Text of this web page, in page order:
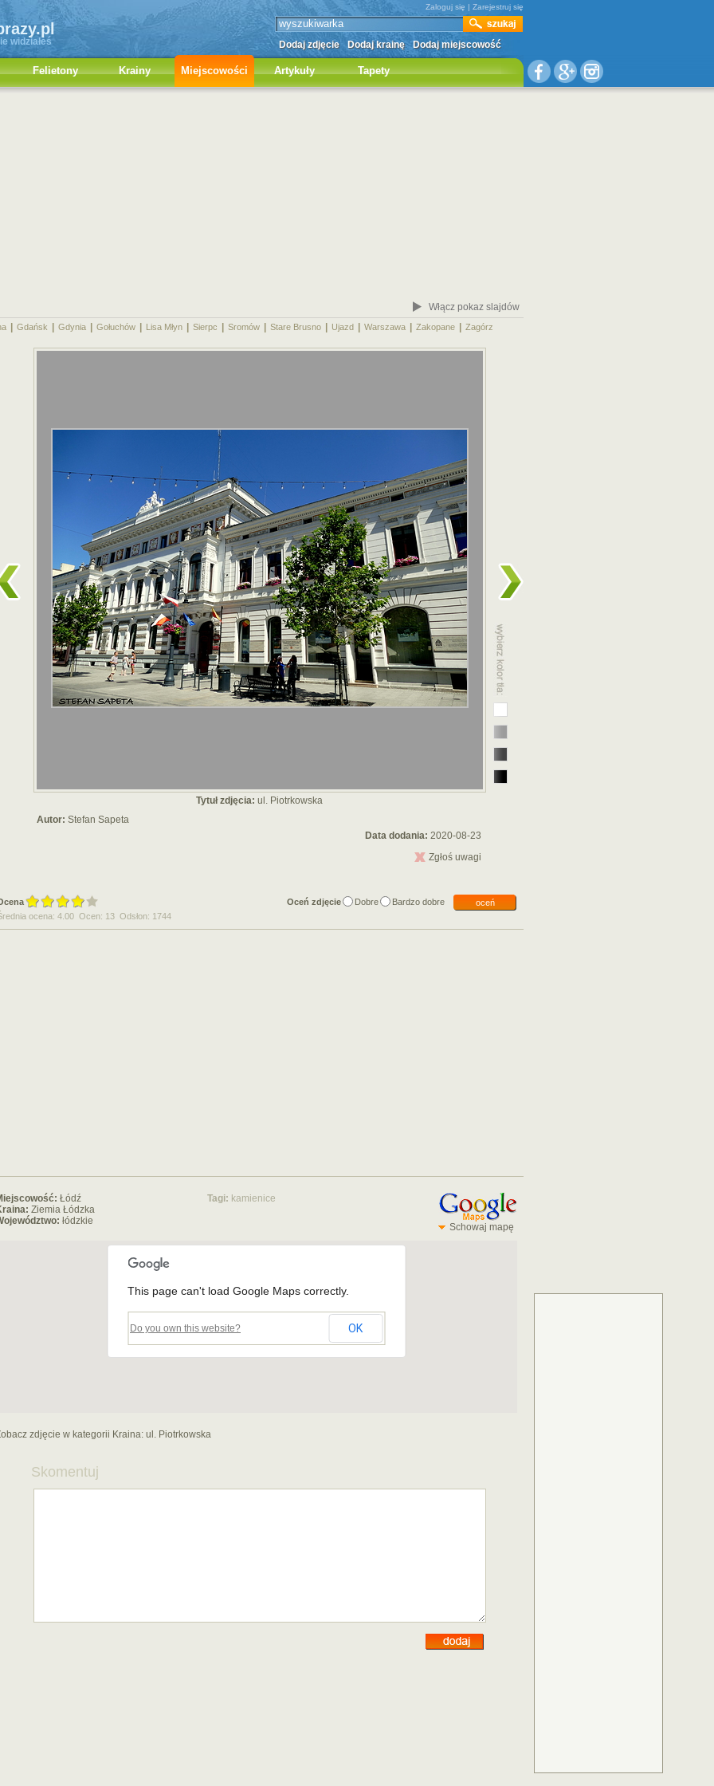
widziałeś
Zaloguj się | Zarejestruj się
Dodaj zdjęcie Dodaj krainę Dodaj miejscowość
Felietony Krainy Miejscowości Artykuły Tapety
Włącz pokaz slajdów
Gdańsk Gdynia Gołuchów Lisa Młyn Sierpc Sromów Stare Brusno Ujazd Warszawa Zakopane Zagórz
Tytuł zdjęcia: ul. Piotrkowska
Autor: Stefan Sapeta
Data dodania: 2020-08-23
Zgłoś uwagi
Oceń zdjęcie Dobre Bardzo dobre
oceń
ocena: 4.00 Ocen: 13 Odsłon: 1744
Łódź
Ziemia Łódzka
łódzkie
Tagi: kamienice
Schowaj mapę
This page can't load Google Maps correctly.
Do you own this website? OK
zdjęcie w kategorii Kraina: ul. Piotrkowska
Skomentuj